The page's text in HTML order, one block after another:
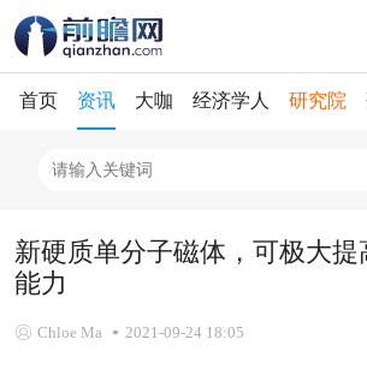
首页 资讯 大咖 经济学人 研究院
新硬质单分子磁体，可极大提
能力
Chloe Ma 2021-09-24 18:05